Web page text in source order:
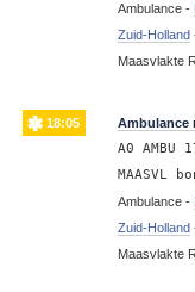
Ambulance -
Zuid-Holland
Maasvlakte
18:05 Ambulance
A0 AMBU
MAASVL
Ambulance -
Zuid-Holland
Maasvlakte